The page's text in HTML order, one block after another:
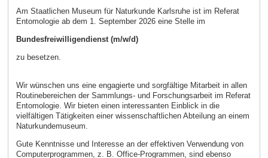
Am Staatlichen Museum für Naturkunde Karlsruhe ist im Referat
Entomologie ab dem 1. September 2026 eine Stelle im
Bundesfreiwilligendienst (m/w/d)
zu besetzen.
Wir wünschen uns eine engagierte und sorgfältige Mitarbeit in allen
Routinebereichen der Sammlungs- und Forschungsarbeit im Referat
Entomologie. Wir bieten einen interessanten Einblick in die
vielfältigen Tätigkeiten einer wissenschaftlichen Abteilung an einem
Naturkundemuseum.
Gute Kenntnisse und Interesse an der effektiven Verwendung von
Computerprogrammen, z. B. Office-Programmen, sind ebenso